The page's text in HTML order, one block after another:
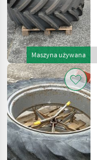
Maszyna używana